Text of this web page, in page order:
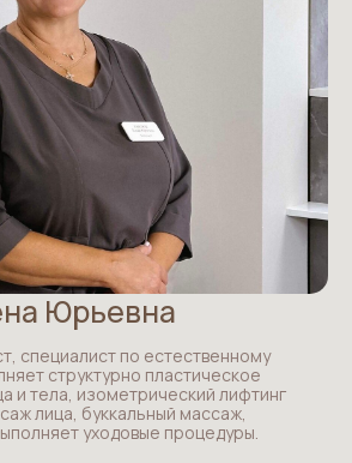
Юрьевна
специалист по естественному
структурно пластическое
и тела, изометрический лифтинг
лица, буккальный массаж,
уходовые процедуры.